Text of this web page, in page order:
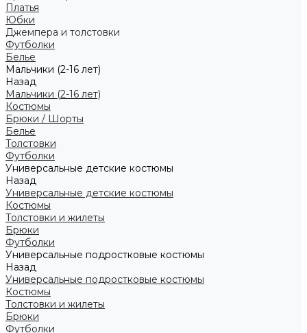
Платья
Юбки
Джемпера и толстовки
Футболки
Белье
Мальчики (2-16 лет)
Назад
Мальчики (2-16 лет)
Костюмы
Брюки / Шорты
Белье
Толстовки
Футболки
Универсальные детские костюмы
Назад
Универсальные детские костюмы
Костюмы
Толстовки и жилеты
Брюки
Футболки
Универсальные подростковые костюмы
Назад
Универсальные подростковые костюмы
Костюмы
Толстовки и жилеты
Брюки
Футболки